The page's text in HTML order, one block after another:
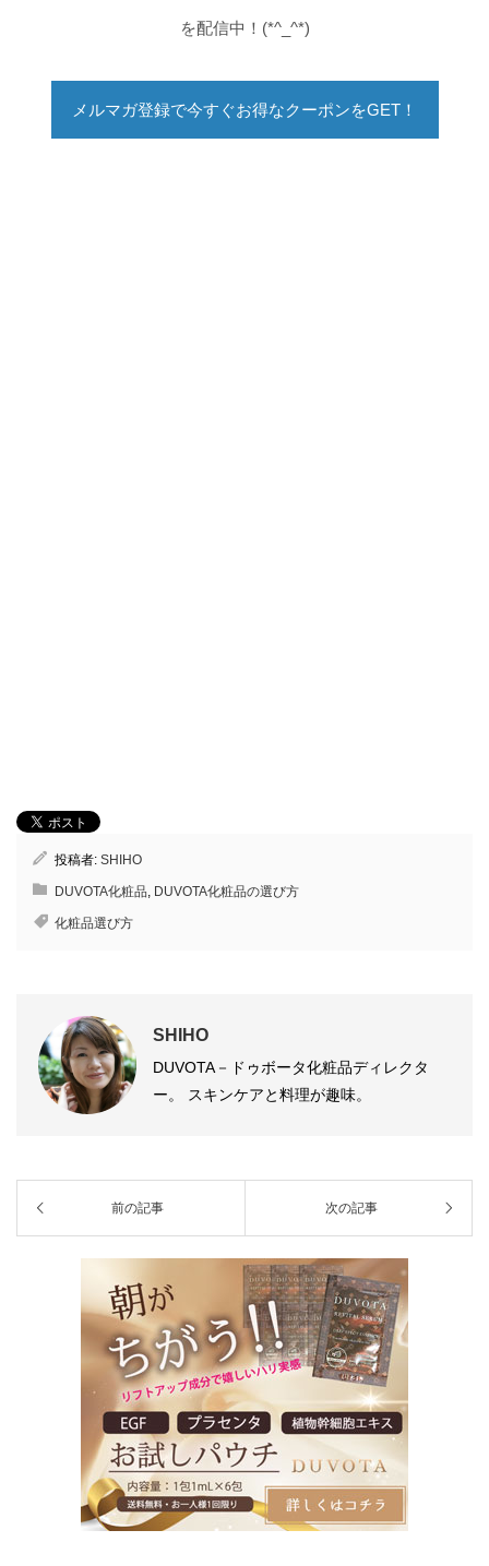
を配信中！(*^_^*)
メルマガ登録で今すぐお得なクーポンをGET！
投稿者: SHIHO
DUVOTA化粧品 DUVOTA化粧品の選び方
化粧品選び方
SHIHO
DUVOTA－ドゥボータ化粧品ディレクタ
ー。 スキンケアと料理が趣味。
前の記事 次の記事